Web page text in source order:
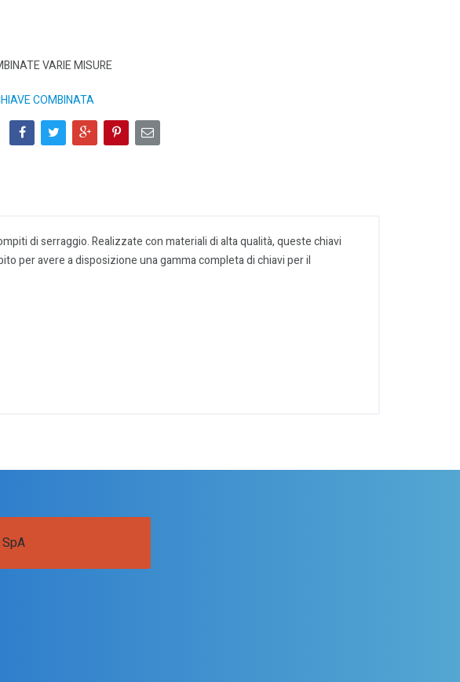
VARIE MISURE
COMBINATA
di serraggio. Realizzate con materiali di alta qualità, queste chiavi
per avere a disposizione una gamma completa di chiavi per il